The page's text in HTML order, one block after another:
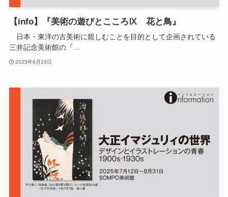
【info】『美術の遊びとこころⅨ 花と鳥』
日本・東洋の古美術に親しむことを目的として企画されている
三井記念美術館の『...
2025年6月19日